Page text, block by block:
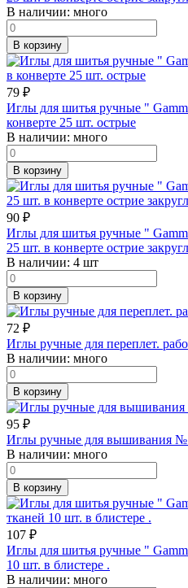
В наличии: много
В корзину
79 ₽
Иглы для шитья ручные "
конверте 25 шт. острые
В наличии: много
В корзину
90 ₽
Иглы для шитья ручные "
25 шт. в конверте острие
В наличии: 4 шт
В корзину
72 ₽
Иглы ручные для переплет.
В наличии: много
В корзину
95 ₽
Иглы ручные для вышивания
В наличии: много
В корзину
107 ₽
Иглы для шитья ручные "
10 шт. в блистере .
В наличии: много